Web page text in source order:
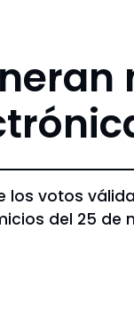
los votos
del 25 de